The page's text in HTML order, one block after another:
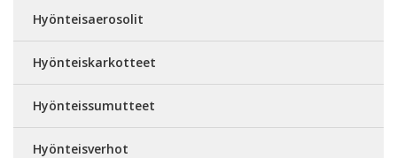
Hyönteisaerosolit
Hyönteiskarkotteet
Hyönteissumutteet
Hyönteisverhot